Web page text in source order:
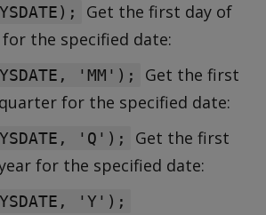
Get the first day of
the specified date:
'MM');
Get the first
for the specified date:
'Q');
Get the first
for the specified date:
'Y');